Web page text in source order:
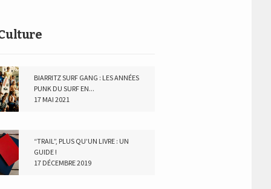
BIARRITZ SURF GANG : LES ANNÉES
PUNK DU SURF EN...
17 MAI 2021
“TRAIL”, PLUS QU’UN LIVRE : UN
GUIDE !
17 DÉCEMBRE 2019